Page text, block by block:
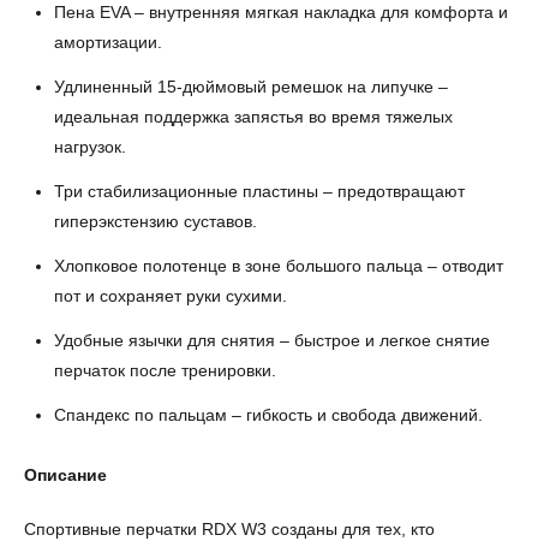
Пена EVA – внутренняя мягкая накладка для комфорта и
амортизации.
Удлиненный 15-дюймовый ремешок на липучке –
идеальная поддержка запястья во время тяжелых
нагрузок.
Три стабилизационные пластины – предотвращают
гиперэкстензию суставов.
Хлопковое полотенце в зоне большого пальца – отводит
пот и сохраняет руки сухими.
Удобные язычки для снятия – быстрое и легкое снятие
перчаток после тренировки.
Спандекс по пальцам – гибкость и свобода движений.
Описание
Спортивные перчатки RDX W3 созданы для тех, кто